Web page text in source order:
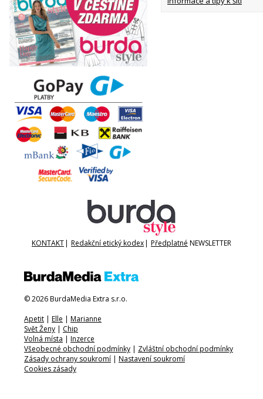
KONTAKT| Redakční etický kodex| Předplatné NEWSLETTER
© 2026 BurdaMedia Extra s.r.o.
Apetit | Elle | Marianne
Svět Ženy | Chip
Volná místa | Inzerce
Všeobecné obchodní podmínky | Zvláštní obchodní podmínky
Zásady ochrany soukromí | Nastavení soukromí
Cookies zásady